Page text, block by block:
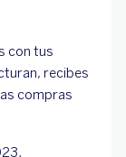
con tus
recibes
compras